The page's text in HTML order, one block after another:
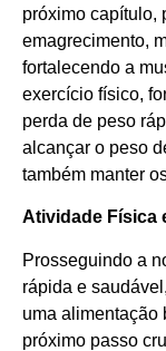
próximo capítulo,
emagrecimento,
fortalecendo a
exercício físico,
perda de peso
alcançar o peso
também manter
Atividade Física
Prosseguindo a
rápida e
uma alimentação
próximo passo